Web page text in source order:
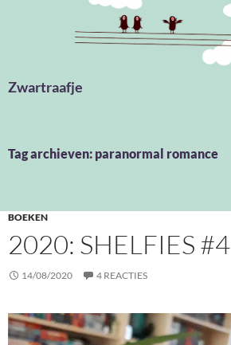
Zwartraafje
Tag archieven: paranormal romance
BOEKEN
2020: SHELFIES #4
14/08/2020 4 REACTIES